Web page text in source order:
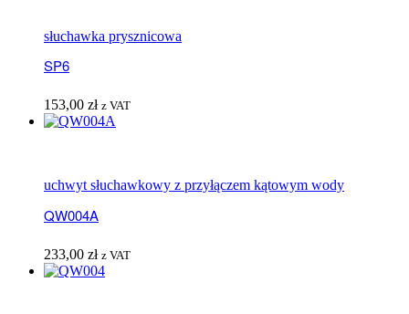
słuchawka prysznicowa
SP6
153,00 zł z VAT
uchwyt słuchawkowy z przyłączem kątowym wody
QW004A
233,00 zł z VAT